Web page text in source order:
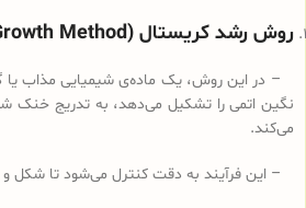
روش رشد کریستال (Crystal Growth Method):
– در این روش، یک ماده‌ی شیمیایی مذاب یا
نگین اتمی را تشکیل می‌دهد، به تدریج خنک
می‌کند.
– این فرآیند به دقت کنترل می‌شود تا شکل